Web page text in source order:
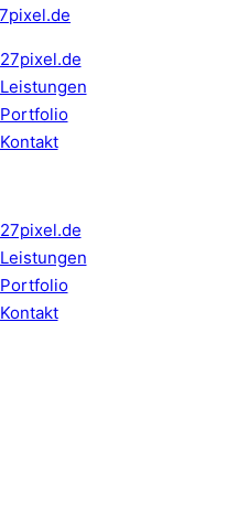
27pixel.de
Leistungen
Portfolio
Kontakt
27pixel.de
Leistungen
Portfolio
Kontakt